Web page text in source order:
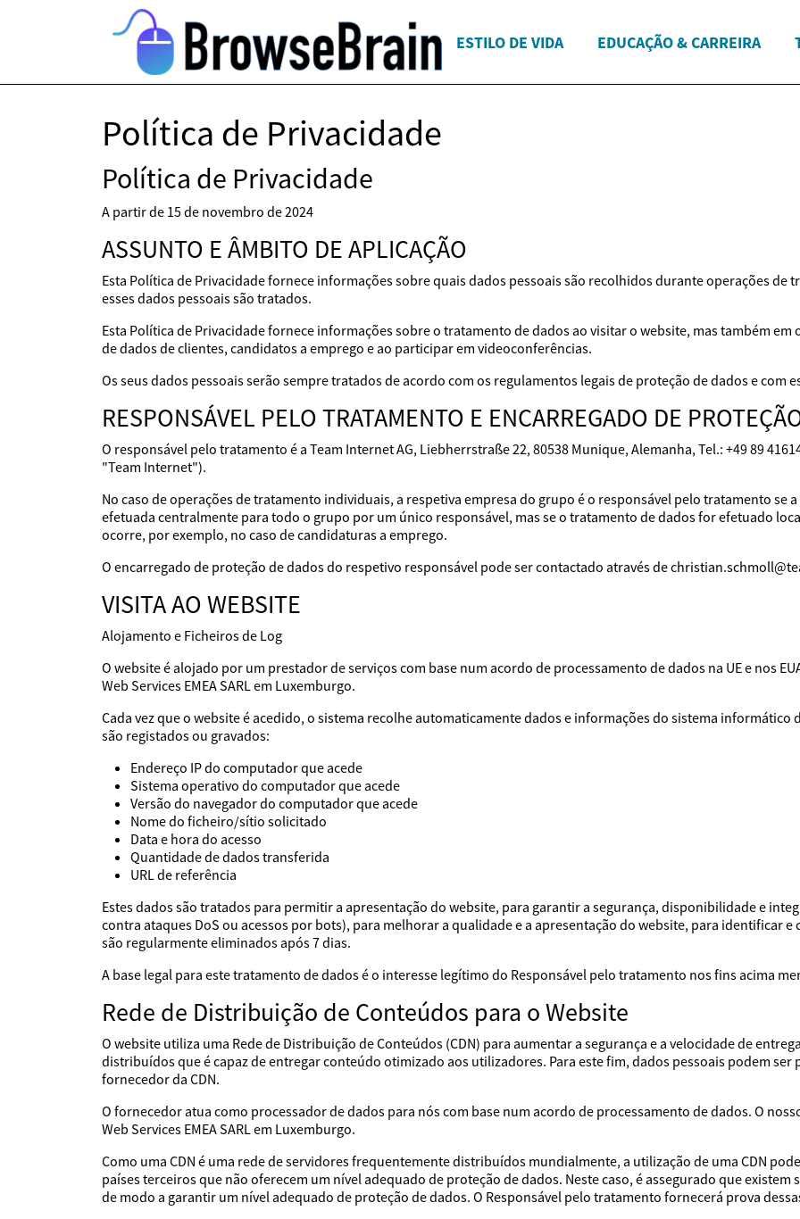
ESTILO DE VIDA EDUCAÇÃO & CARREIRA
Política de Privacidade
Política de Privacidade
A partir de 15 de novembro de 2024
ASSUNTO E ÂMBITO DE APLICAÇÃO
Esta Política de Privacidade fornece informações sobre quais dados pessoais são recolhidos durante operações de
esses dados pessoais são tratados.
Esta Política de Privacidade fornece informações sobre o tratamento de dados ao visitar o website, mas também
de dados de clientes, candidatos a emprego e ao participar em videoconferências.
Os seus dados pessoais serão sempre tratados de acordo com os regulamentos legais de proteção de dados e com
RESPONSÁVEL PELO TRATAMENTO E ENCARREGADO DE
O responsável pelo tratamento é a Team Internet AG, Liebherrstraße 22, 80538 Munique, Alemanha, Tel.: +49 89
"Team Internet").
No caso de operações de tratamento individuais, a respetiva empresa do grupo é o responsável pelo tratamento se
efetuada centralmente para todo o grupo por um único responsável, mas se o tratamento de dados for efetuado
ocorre, por exemplo, no caso de candidaturas a emprego.
O encarregado de proteção de dados do respetivo responsável pode ser contactado através de
VISITA AO WEBSITE
Alojamento e Ficheiros de Log
O website é alojado por um prestador de serviços com base num acordo de processamento de dados na UE e nos
Web Services EMEA SARL em Luxemburgo.
Cada vez que o website é acedido, o sistema recolhe automaticamente dados e informações do sistema
são registados ou gravados:
Endereço IP do computador que acede
Sistema operativo do computador que acede
Versão do navegador do computador que acede
Nome do ficheiro/sítio solicitado
Data e hora do acesso
Quantidade de dados transferida
URL de referência
Estes dados são tratados para permitir a apresentação do website, para garantir a segurança, disponibilidade e
contra ataques DoS ou acessos por bots), para melhorar a qualidade e a apresentação do website, para identificar
são regularmente eliminados após 7 dias.
A base legal para este tratamento de dados é o interesse legítimo do Responsável pelo tratamento nos fins acima
Rede de Distribuição de Conteúdos para o Website
O website utiliza uma Rede de Distribuição de Conteúdos (CDN) para aumentar a segurança e a velocidade de
distribuídos que é capaz de entregar conteúdo otimizado aos utilizadores. Para este fim, dados pessoais podem
fornecedor da CDN.
O fornecedor atua como processador de dados para nós com base num acordo de processamento de dados. O
Web Services EMEA SARL em Luxemburgo.
Como uma CDN é uma rede de servidores frequentemente distribuídos mundialmente, a utilização de uma CDN
países terceiros que não oferecem um nível adequado de proteção de dados. Neste caso, é assegurado que
de modo a garantir um nível adequado de proteção de dados. O Responsável pelo tratamento fornecerá prova